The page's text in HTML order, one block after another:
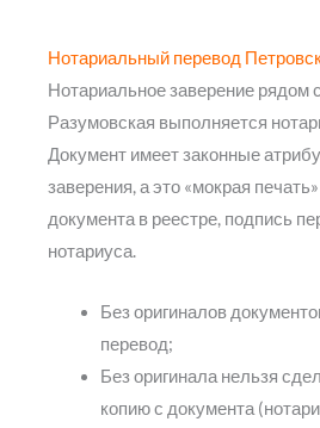
Нотариальный перевод
Нотариальное заверение рядом
Разумовская выполняется
Документ имеет законные
заверения, а это «мокрая
документа в реестре, подпись
нотариуса.
Без оригиналов
перевод;
Без оригинала нельзя
копию с документа